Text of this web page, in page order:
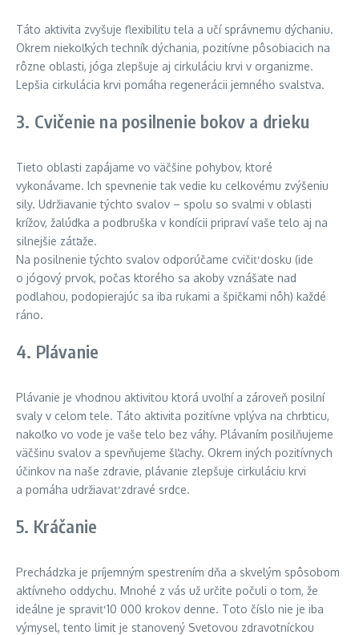
Táto aktivita zvyšuje flexibilitu tela a učí správnemu dýchaniu.
Okrem niekoľkých techník dýchania, pozitívne pôsobiacich na
rôzne oblasti, jóga zlepšuje aj cirkuláciu krvi v organizme.
Lepšia cirkulácia krvi pomáha regenerácii jemného svalstva.
3. Cvičenie na posilnenie bokov a drieku
Tieto oblasti zapájame vo väčšine pohybov, ktoré
vykonávame. Ich spevnenie tak vedie ku celkovému zvýšeniu
sily. Udržiavanie týchto svalov – spolu so svalmi v oblasti
krížov, žalúdka a podbruška v kondícii pripraví vaše telo aj na
silnejšie záťaže.
Na posilnenie týchto svalov odporúčame cvičiť dosku (ide
o jógový prvok, počas ktorého sa akoby vznášate nad
podlahou, podopierajúc sa iba rukami a špičkami nôh) každé
ráno.
4. Plávanie
Plávanie je vhodnou aktivitou ktorá uvoľní a zároveň posilní
svaly v celom tele. Táto aktivita pozitívne vplýva na chrbticu,
nakoľko vo vode je vaše telo bez váhy. Plávaním posilňujeme
väčšinu svalov a spevňujeme šľachy. Okrem iných pozitívnych
účinkov na naše zdravie, plávanie zlepšuje cirkuláciu krvi
a pomáha udržiavať zdravé srdce.
5. Kráčanie
Prechádzka je príjemným spestrením dňa a skvelým spôsobom
aktívneho oddychu. Mnohé z vás už určite počuli o tom, že
ideálne je spraviť 10 000 krokov denne. Toto číslo nie je iba
výmysel, tento limit je stanovený Svetovou zdravotníckou